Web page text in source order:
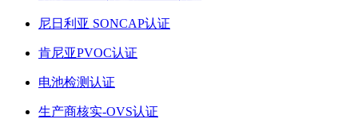
尼日利亚 SONCAP认证
肯尼亚PVOC认证
电池检测认证
生产商核实-OVS认证